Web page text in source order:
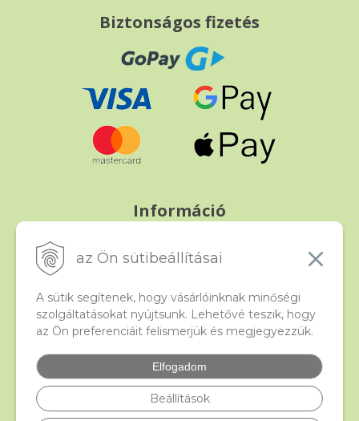
az Ön sütibeállításai
A sütik segítenek, hogy vásárlóinknak minőségi
szolgáltatásokat nyújtsunk. Lehetővé teszik, hogy
az Ön preferenciáit felismerjük és megjegyezzük.
Elfogadom
Beállítások
Biztonságos fizetés
Információ
Panasz, árucsere és visszáru
Beado
Kapcsolat
Gyakori kérdések
Facebook